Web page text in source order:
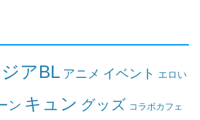
アBL アニメ イベント エロい
ン キュン グッズ コラボカフェ